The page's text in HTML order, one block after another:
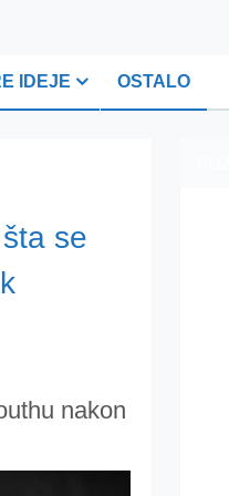
IDEJE OSTALO
se
nakon